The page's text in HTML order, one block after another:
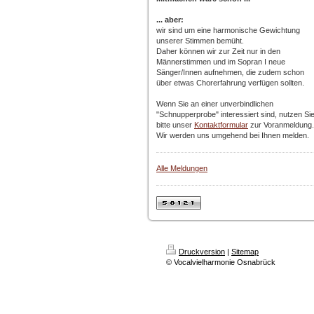
... aber:
wir sind um eine harmonische Gewichtung
unserer Stimmen bemüht.
Daher können wir zur Zeit nur in den
Männerstimmen und im Sopran I neue
Sänger/Innen aufnehmen, die zudem schon
über etwas Chorerfahrung verfügen sollten.
Wenn Sie an einer unverbindlichen
"Schnupperprobe" interessiert sind, nutzen Sie
bitte unser Kontaktformular zur Voranmeldung.
Wir werden uns umgehend bei Ihnen melden.
Alle Meldungen
Druckversion | Sitemap
© Vocalvielharmonie Osnabrück